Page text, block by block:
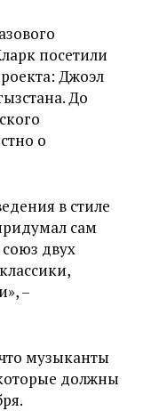
посетили
Джоэл
До
о
в стиле
сам
двух
–
музыканты
должны